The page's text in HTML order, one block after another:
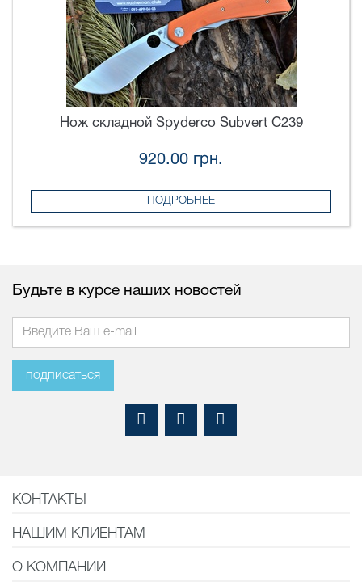
Нож складной Spyderco Subvert C239
920.00 грн.
ПОДРОБНЕЕ
Будьте в курсе наших новостей
подписаться
КОНТАКТЫ
НАШИМ КЛИЕНТАМ
О КОМПАНИИ